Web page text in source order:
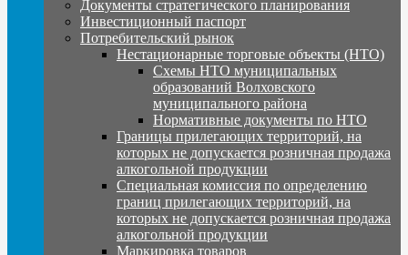
Документы стратегического планирования
Инвестиционный паспорт
Потребительский рынок
Нестационарные торговые объекты (НТО)
Схемы НТО муниципальных
образований Волховского
муниципального района
Нормативные документы по НТО
Границы прилегающих территорий, на
которых не допускается розничная продажа
алкогольной продукции
Специальная комиссия по определению
границ прилегающих территорий, на
которых не допускается розничная продажа
алкогольной продукции
Маркировка товаров